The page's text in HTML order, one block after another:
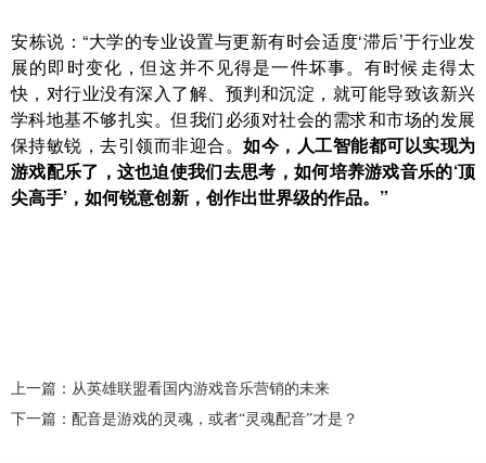
安栋说：“大学的专业设置与更新有时会适度‘滞后’于行业发
展的即时变化，但这并不见得是一件坏事。有时候走得太
快，对行业没有深入了解、预判和沉淀，就可能导致该新兴
学科地基不够扎实。但我们必须对社会的需求和市场的发展
保持敏锐，去引领而非迎合。如今，人工智能都可以实现为
游戏配乐了，这也迫使我们去思考，如何培养游戏音乐的‘顶
尖高手’，如何锐意创新，创作出世界级的作品。”
上一篇：从英雄联盟看国内游戏音乐营销的未来
下一篇：配音是游戏的灵魂，或者“灵魂配音”才是？